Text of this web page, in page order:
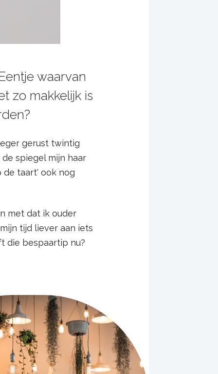
waarvan
zo makkelijk is
gerust twintig
spiegel mijn haar
de taart' ook nog
met dat ik ouder
tijd liever aan iets
die bespaartip nu?